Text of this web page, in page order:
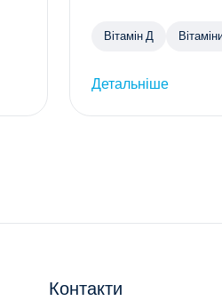
Вітамін Д
Детальніше
Контакти